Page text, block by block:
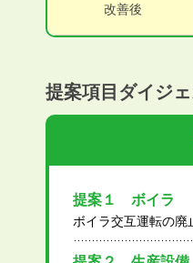
改善後
提案項目ダイジェ
提案１ ボイラ
ボイラ交互運転の廃